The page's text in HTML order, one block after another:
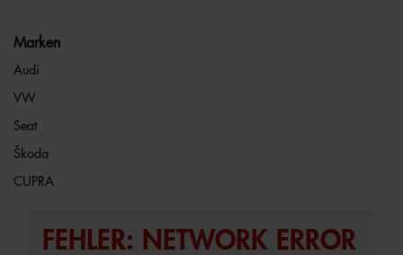
Marken
Audi
VW
Seat
Škoda
CUPRA
FEHLER: NETWORK ERROR